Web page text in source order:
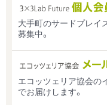
大手町のサードプレイ
募集中。
エコッツェリア協会の
でお届けします。